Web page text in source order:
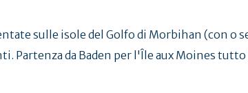
sulle isole del Golfo di Morbihan (con o
Partenza da Baden per l'Île aux Moines